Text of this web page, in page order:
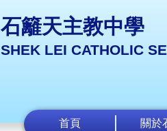
石籬天主教中學
SHEK LEI CATHOLIC
首頁 關於